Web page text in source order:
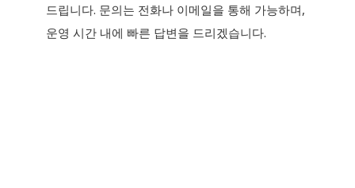
드립니다. 문의는 전화나 이메일을 통해 가능하며,
운영 시간 내에 빠른 답변을 드리겠습니다.